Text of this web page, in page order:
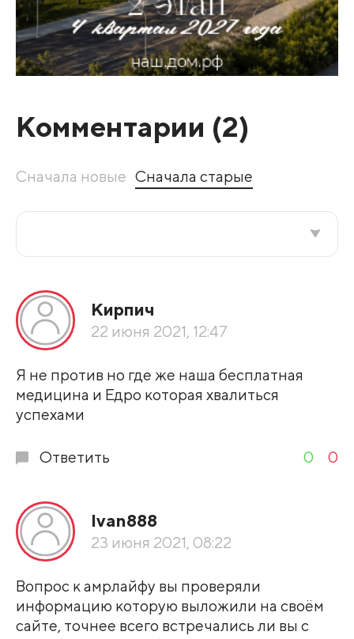
Комментарии (2)
Сначала новые Сначала старые
По рейтингу
Кирпич
22 июня 2021, 12:47
Я не против но где же наша бесплатная
медицина и Едро которая хвалиться
успехами
Ответить 0 0
Ivan888
23 июня 2021, 08:22
Вопрос к амрлайфу вы проверяли
информацию которую выложили на своём
сайте, точнее всего встречались ли вы с